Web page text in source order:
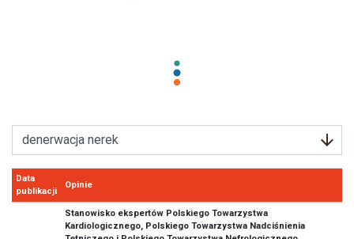
Data
publikacji
Opinie
Stanowisko ekspertów Polskiego Towarzystwa
Kardiologicznego, Polskiego Towarzystwa Nadciśnienia